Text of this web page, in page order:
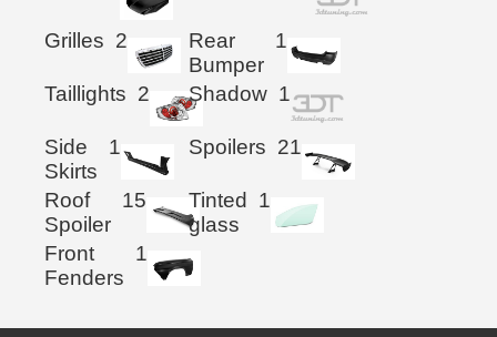
Grilles 2
Rear
Bumper
1
Taillights 2 Shadow 1
Side
Skirts
1 Spoilers 21
Roof
Spoiler
15
Tinted
glass
1
Front
Fenders
1